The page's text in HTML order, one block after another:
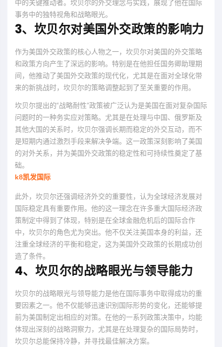
中的关键推动者。坎贝尔的外交理念与实践，展现了他在国际
事务中的独特视角和战略眼光。
3、坎贝尔对美国外交政策的影响力
作为美国外交政策的核心人物之一，坎贝尔对美国的外交策略
和政策方向产生了深远的影响。特别是在他担任国务卿助理期
间，他推动了美国外交政策的现代化，尤其是在面对全球化带
来的新挑战时，坎贝尔的策略调整起到了至关重要的作用。
坎贝尔提出的“战略耐性”政策被广泛认为是美国在面对复杂国际
问题时的一种务实应对策略。尤其是在处理与中国、俄罗斯及
其他大国的关系时，坎贝尔强调长期而稳定的外交互动，而不
是短期内通过激烈手段来解决争端。这一政策深刻影响了美国
的对外关系，并为美国外交政策的稳定性和可持续性奠定了基
础。
k8凯发国际
此外，坎贝尔还强调经济外交的重要性，认为全球经济发展对
国际稳定具有重要作用。他的这一理念在许多重大国际经济政
策制定中得到了体现，特别是在全球金融危机后的国际合作
中，坎贝尔的角色尤为突出。他不仅关注美国本身的利益，还
注重全球经济的平衡和稳定，这为美国外交政策的长期成功创
造了条件。
4、坎贝尔的战略眼光与领导能力
坎贝尔的战略眼光与领导能力是他在国际事务中取得成功的重
要因素之一。他不仅能够迅速识别国际形势的变化，还能够提
前为美国制定出相应的对策。在他的一系列政策决策中，均能
体现出深刻的战略洞察力，尤其是在处理复杂的国际局势时，
坎贝尔总能保持冷静，并寻找最佳解决方案。